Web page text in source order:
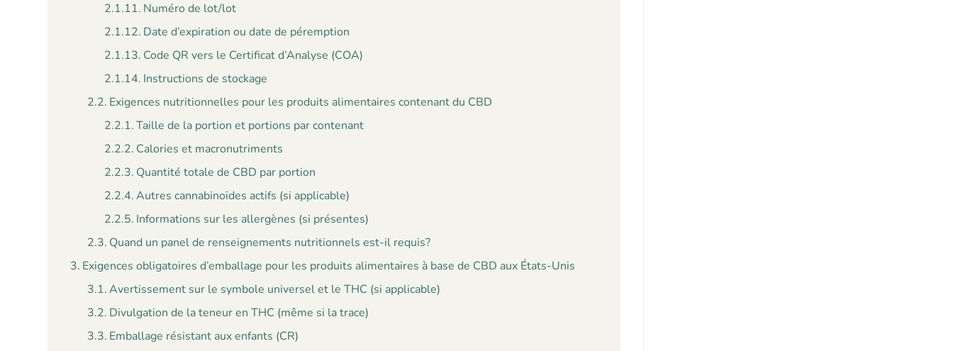
Numéro de lot/lot
Date d’expiration ou date de péremption
Code QR vers le Certificat d’Analyse (COA)
Instructions de stockage
Exigences nutritionnelles pour les produits alimentaires contenant du CBD
Taille de la portion et portions par contenant
Calories et macronutriments
Quantité totale de CBD par portion
Autres cannabinoïdes actifs (si applicable)
Informations sur les allergènes (si présentes)
Quand un panel de renseignements nutritionnels est-il requis?
Exigences obligatoires d’emballage pour les produits alimentaires à base de CBD aux États-Unis
Avertissement sur le symbole universel et le THC (si applicable)
Divulgation de la teneur en THC (même si la trace)
Emballage résistant aux enfants (CR)